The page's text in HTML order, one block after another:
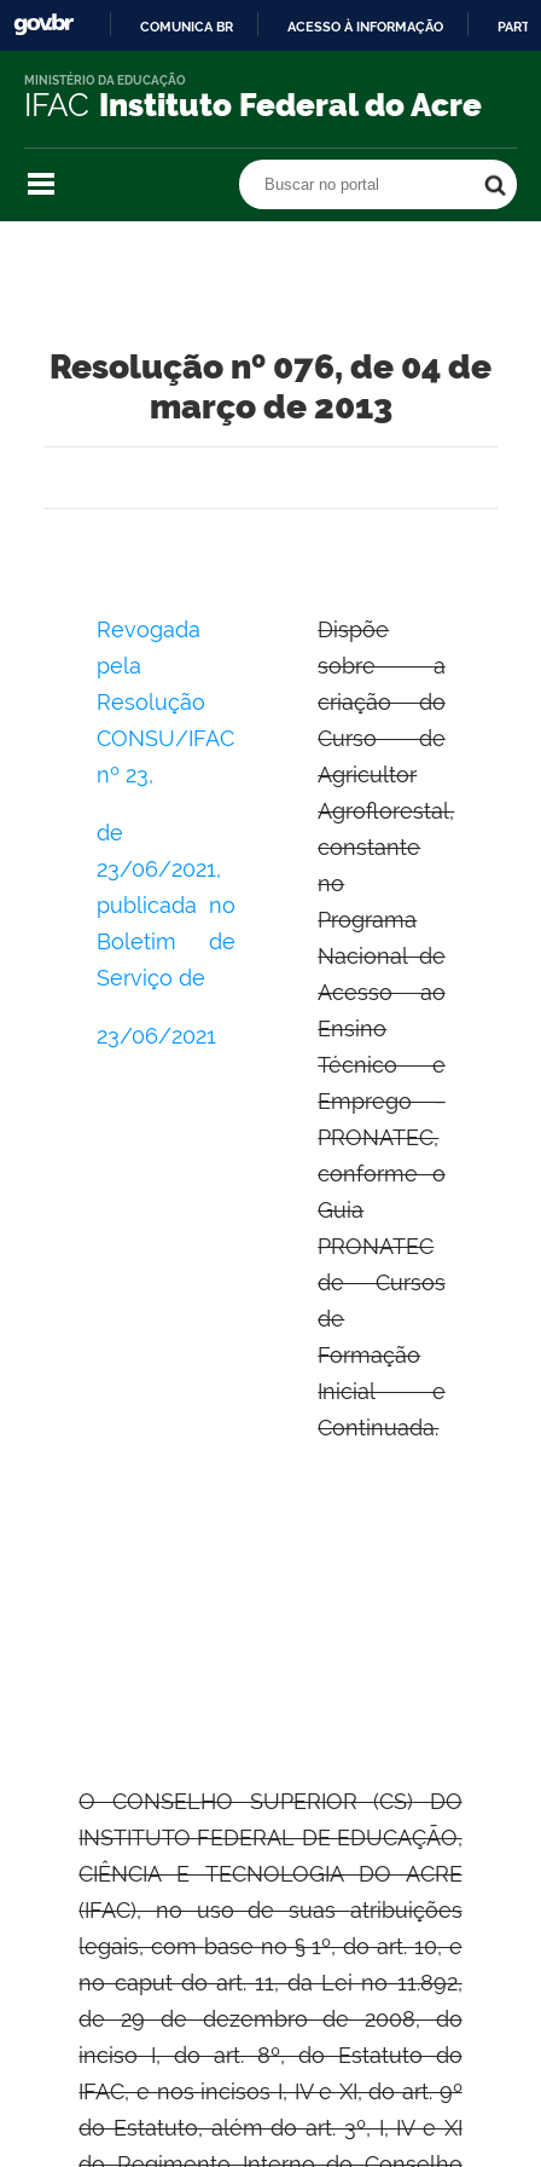
O
COMUNICA BR ACESSO À INFORMAÇÃO
IFAC Instituto Federal do Acre
MINISTÉRIO DA EDUCAÇÃO
Buscar no portal
Resolução nº 076, de 04 de
março de 2013
Revogada
pela
Resolução
CONSU/IFAC
nº 23,
de
23/06/2021,
publicada no
Boletim de
Serviço de
23/06/2021
Dispõe
sobre a
criação do
Curso de
Agricultor
Agroflorestal,
constante
no
Programa
Nacional de
Acesso ao
Ensino
Técnico e
Emprego –
PRONATEC,
conforme o
Guia
PRONATEC
de Cursos
de
Formação
Inicial e
Continuada.
O CONSELHO SUPERIOR (CS) DO
INSTITUTO FEDERAL DE EDUCAÇÃO,
CIÊNCIA E TECNOLOGIA DO ACRE
(IFAC), no uso de suasatribuições
legais, com base no § 1º, do art. 10, e
no caput do art. 11, da Lei no 11.892,
de 29 de dezembro de 2008, do
inciso I, do art. 8º, do Estatuto do
IFAC, e nos incisos I, IV e XI, do art. 9º
do Estatuto, além do art. 3º, I, IV e XI